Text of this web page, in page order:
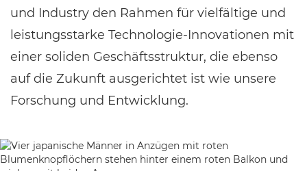
und Industry den Rahmen für vielfältige und
leistungsstarke Technologie-Innovationen mit
einer soliden Geschäftsstruktur, die ebenso
auf die Zukunft ausgerichtet ist wie unsere
Forschung und Entwicklung.